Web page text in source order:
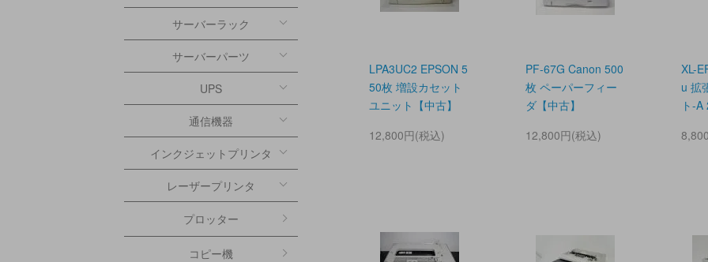
LPA3UC2 EPSON 5
50枚 増設カセット
ユニット【中古】
12,800円(税込)
PF-67G Canon 500
枚 ペーパーフィー
ダ【中古】
12,800円(税込)
XL-
u 拡
ト-
サーバーラック
サーバーパーツ
UPS
通信機器
インクジェットプリンタ
レーザープリンタ
プロッター
コピー機